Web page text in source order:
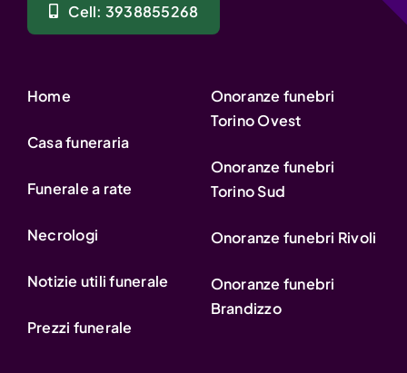
Cell: 3938855268
Home
Casa funeraria
Funerale a rate
Necrologi
Notizie utili funerale
Prezzi funerale
Onoranze funebri
Torino Ovest
Onoranze funebri
Torino Sud
Onoranze funebri Rivoli
Onoranze funebri
Brandizzo